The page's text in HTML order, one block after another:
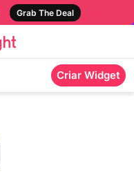
Grab The Deal
Criar Widget